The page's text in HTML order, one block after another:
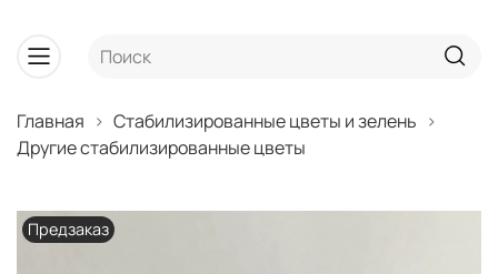
Главная
Стабилизированные цветы и зелень
Другие стабилизированные цветы
Предзаказ